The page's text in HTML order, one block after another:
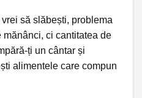
să slăbești, problema
mănânci, ci cantitatea de
ți un cântar și
alimentele care compun